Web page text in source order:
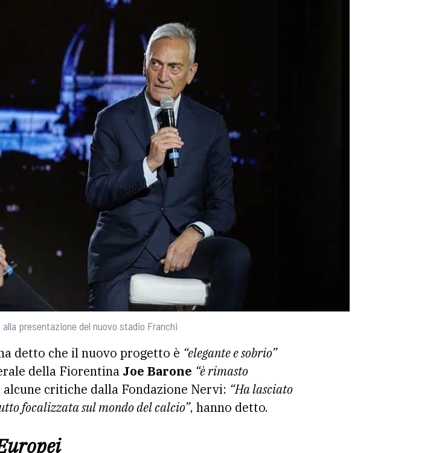
alla presentazione del nuovo stadio Franchi
detto che il nuovo progetto è “elegante e sobrio”
della Fiorentina Joe Barone “è rimasto
critiche dalla Fondazione Nervi: “Ha lasciato
focalizzata sul mondo del calcio”, hanno detto.